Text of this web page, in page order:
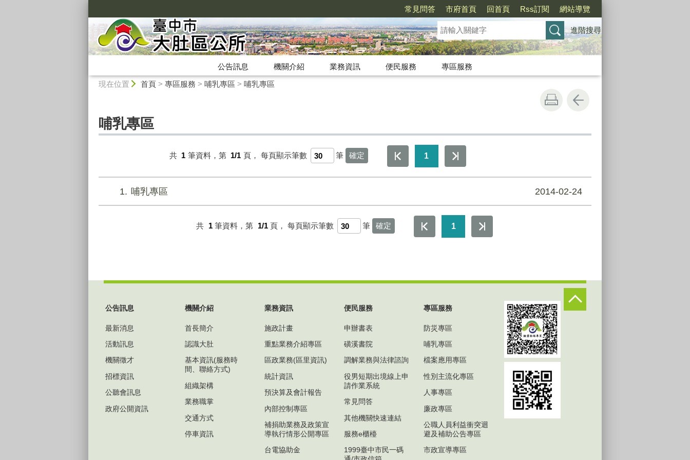
常見問答 市府首頁 回首頁 Rss訂閱 網站導覽
進階搜尋
公告訊息 機關介紹 業務資訊 便民服務
專區服務
現在位置 首頁> 專區服務 > 哺乳專區 > 哺乳專區
哺乳專區
共 1 筆資料，第 1/1 頁， 每頁顯示筆數 筆 1
1 哺乳專區 2014-02-24
共 1 筆資料，第 1/1 頁， 每頁顯示筆數 筆 1
公告訊息
最新消息
活動訊息
機關徵才
招標資訊
公聽會訊息
政府公開資訊
機關介紹
首長簡介
認識大肚
基本資訊(服務時
間、聯絡方式)
組織架構
業務職掌
交通方式
停車資訊
業務資訊
施政計畫
重點業務介紹專區
區政業務(區里資訊)
統計資訊
預決算及會計報告
內部控制專區
補捐助業務及政策宣
導執行情形公開專區
台電協助金
便民服務
申辦書表
磺溪書院
調解業務與法律諮詢
役男短期出境線上申
請作業系統
常見問答
其他機關快速連結
服務e櫃檯
1999臺中市民一碼
專區服務
防災專區
哺乳專區
檔案應用專區
性別主流化專區
人事專區
廉政專區
公職人員利益衝突迴
避及補助公告專區
市政宣導專區